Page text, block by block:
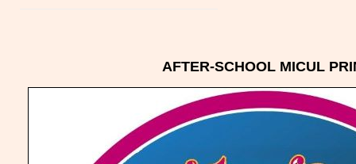
AFTER-SCHOOL MICUL